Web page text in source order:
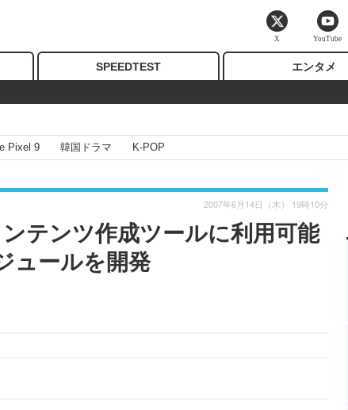
SPEEDTEST エンタメ
Pixel 9 韓国ドラマ K-POP
テンツ作成ツールに利用可能
ュールを開発
2007年6月14日（木） 19時10分
X YouTube